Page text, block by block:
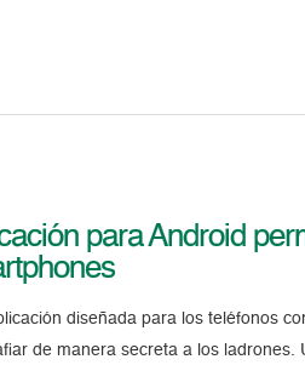
para Android
diseñada para los teléfonos
de manera secreta a los ladrones.